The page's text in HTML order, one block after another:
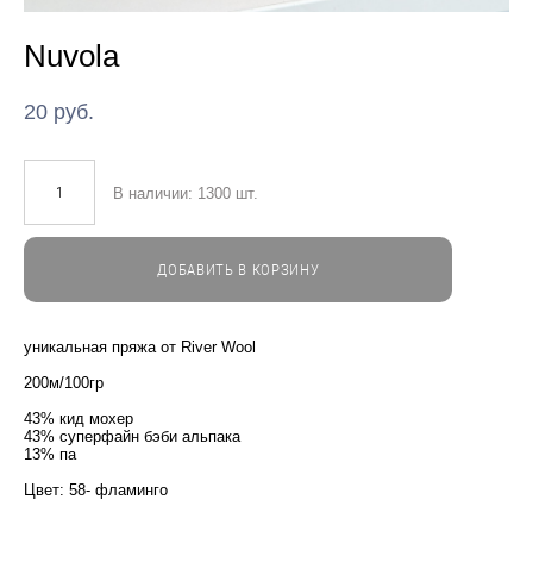
Nuvola
20 pуб.
В наличии: 1300 шт.
ДОБАВИТЬ В КОРЗИНУ
уникальная пряжа от River Wool
200м/100гр
43% кид мохер
43% суперфайн бэби альпака
13% па
Цвет: 58- фламинго